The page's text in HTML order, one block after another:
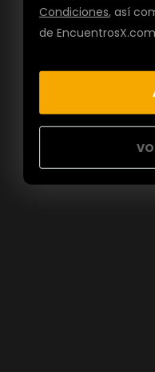
Condiciones, así
de